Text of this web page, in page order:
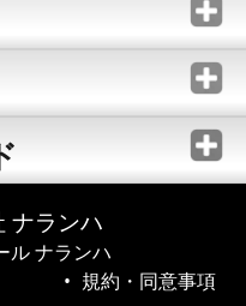
ナランハ
ル ナランハ
規約・同意事項